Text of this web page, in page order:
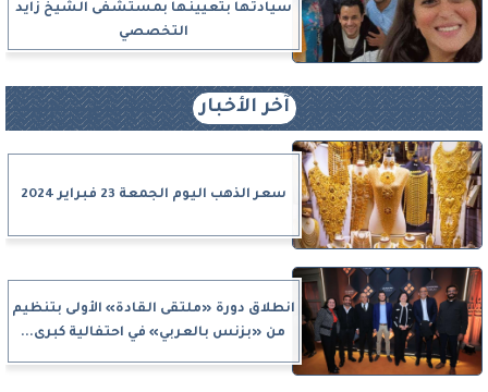
سيادتها بتعيينها بمستشفى الشيخ زايد
التخصصي
آخر الأخبار
سعر الذهب اليوم الجمعة 23 فبراير 2024
انطلاق دورة «ملتقى القادة» الأولى بتنظيم
من «بزنس بالعربي» في احتفالية كبرى...